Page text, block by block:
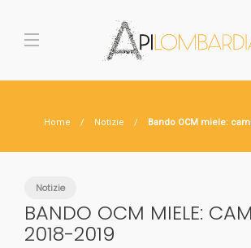
Home Notizie Bando OCM miele:
Notizie
BANDO OCM MIELE:
2018-2019